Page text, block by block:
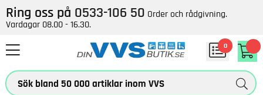
Ring oss på 0533-106 50 Order och rådgivning.
Vardagar 08.00 - 16.30.
0